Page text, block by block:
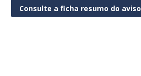
Consulte a ficha resumo do aviso